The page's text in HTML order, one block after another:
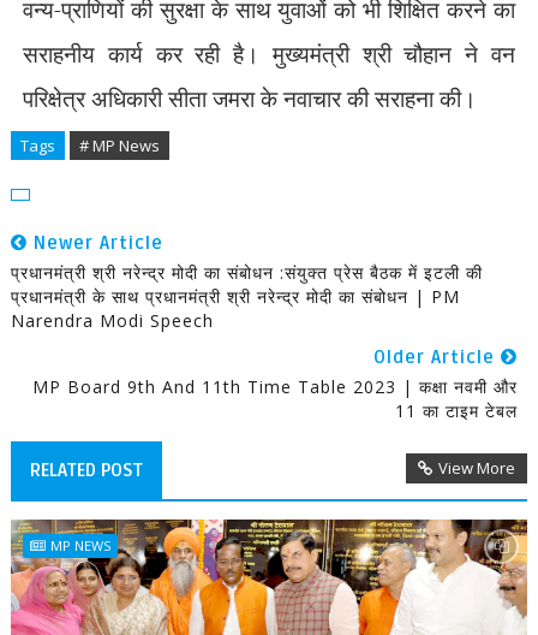
वन्य-प्राणियों की सुरक्षा के साथ युवाओं को भी शिक्षित करने का
सराहनीय कार्य कर रही है। मुख्यमंत्री श्री चौहान ने वन
परिक्षेत्र अधिकारी सीता जमरा के नवाचार की सराहना की।
Tags # MP News
Newer Article
प्रधानमंत्री श्री नरेन्द्र मोदी का संबोधन :संयुक्त प्रेस बैठक में इटली की
प्रधानमंत्री के साथ प्रधानमंत्री श्री नरेन्द्र मोदी का संबोधन | PM
Narendra Modi Speech
Older Article
MP Board 9th And 11th Time Table 2023 | कक्षा नवमी और
11 का टाइम टेबल
RELATED POST View More
MP NEWS